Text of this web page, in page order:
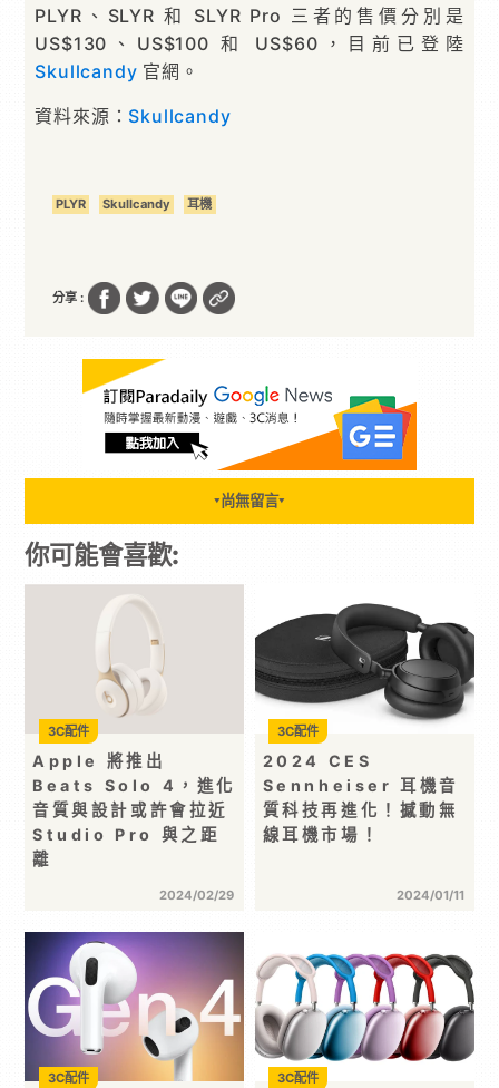
PLYR、SLYR 和 SLYR Pro 三者的售價分別是
US$130、US$100 和 US$60，目前已登陸
Skullcandy 官網。
資料來源： Skullcandy
PLYR Skullcandy 耳機
分享 :
▼ 尚無留言▼
你可能會喜歡:
Apple 將推出
Beats Solo 4，進化
音質與設計或許會拉近
Studio Pro 與之距
離
2024/02/29
3C配件
2024 CES
Sennheiser 耳機音
質科技再進化！撼動無
線耳機市場！
2024/01/11
3C配件
3C配件 3C配件